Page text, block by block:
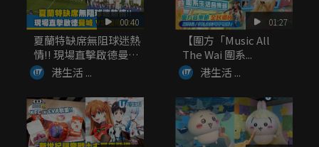
00:40
夏蘭特缺席無阻球迷熱
情!! 現場直擊啟德曼城
V...
港生活 ...
01:27
【圍方「Music All
The Wai 圍系...
港生活 ...